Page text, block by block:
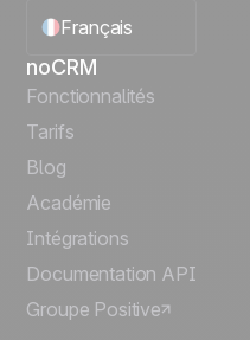
Français
English
Português
Italiano
Deutsch
noCRM
Fonctionnalités
Tarifs
Blog
Académie
Intégrations
Documentation API
Groupe Positive